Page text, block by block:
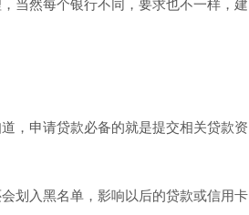
当然每个银行不同，要求也不一样，建
，申请贷款必备的就是提交相关贷款资
划入黑名单，影响以后的贷款或信用卡